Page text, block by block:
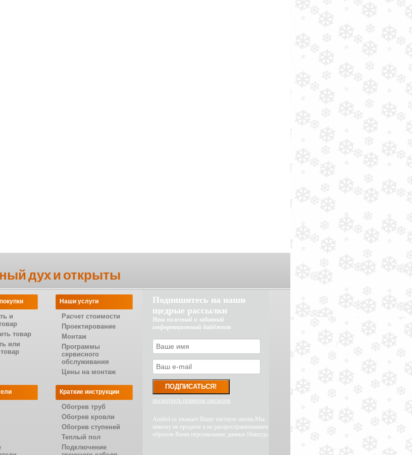
дух и открыты
и
товар
или
Наши услуги
Расчет стоимости
Проектирование
Монтаж
Программы
сервисного
обслуживания
Цены на монтаж
Краткие инструкции
Обогрев труб
Обогрев кровли
Обогрев ступеней
Теплый пол
Подключение
Подпишитесь на наши
щедрые рассылки
Наш полезный и забавный
информационный дайджест
посмотреть примеры рассылок
Antiled.ru уважает Вашу частную жизнь.Мы
никому не продаем и не распространяеминым
образом Ваши персональные данные.Никогда.